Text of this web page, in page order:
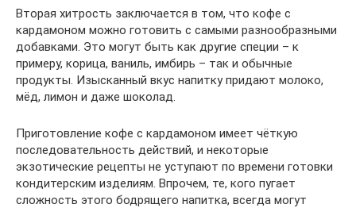
Вторая хитрость заключается в том, что кофе с
кардамоном можно готовить с самыми разнообразными
добавками. Это могут быть как другие специи – к
примеру, корица, ваниль, имбирь – так и обычные
продукты. Изысканный вкус напитку придают молоко,
мёд, лимон и даже шоколад.
Приготовление кофе с кардамоном имеет чёткую
последовательность действий, и некоторые
экзотические рецепты не уступают по времени готовки
кондитерским изделиям. Впрочем, те, кого пугает
сложность этого бодрящего напитка, всегда могут